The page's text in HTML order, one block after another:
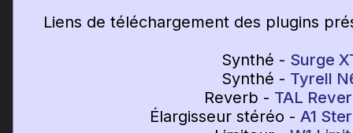
Liens de téléchargement des plugins
Synthé - Surge
Synthé - Tyrell
Reverb - TAL
Élargisseur stéréo - A1